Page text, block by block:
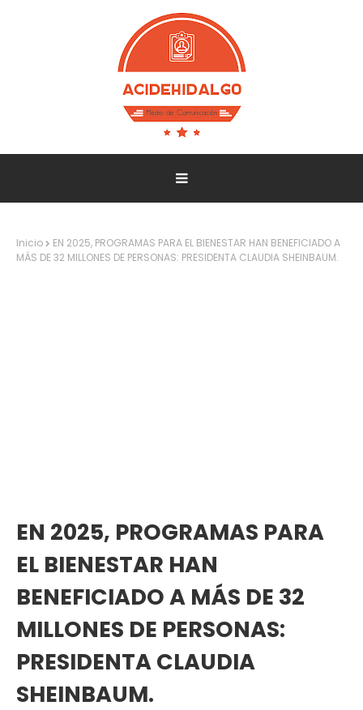
Inicio
EN 2025, PROGRAMAS PARA EL BIENESTAR HAN BENEFICIADO A
MÁS DE 32 MILLONES DE PERSONAS: PRESIDENTA CLAUDIA SHEINBAUM.
EN 2025, PROGRAMAS PARA
EL BIENESTAR HAN
BENEFICIADO A MÁS DE 32
MILLONES DE PERSONAS:
PRESIDENTA CLAUDIA
SHEINBAUM.